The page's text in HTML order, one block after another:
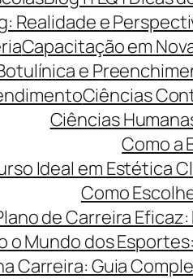
Realidade e
Capacitação em
e
Ciências
Ciências
Como a
Ideal em Estética
Como
de Carreira
Mundo dos
Carreira: Guia